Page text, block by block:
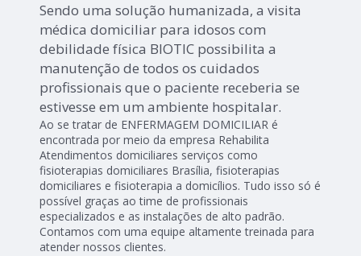
Sendo uma solução humanizada, a visita
médica domiciliar para idosos com
debilidade física BIOTIC possibilita a
manutenção de todos os cuidados
profissionais que o paciente receberia se
estivesse em um ambiente hospitalar.
Ao se tratar de ENFERMAGEM DOMICILIAR é
encontrada por meio da empresa Rehabilita
Atendimentos domiciliares serviços como
fisioterapias domiciliares Brasília, fisioterapias
domiciliares e fisioterapia a domicílios. Tudo isso só é
possível graças ao time de profissionais
especializados e as instalações de alto padrão.
Contamos com uma equipe altamente treinada para
atender nossos clientes.